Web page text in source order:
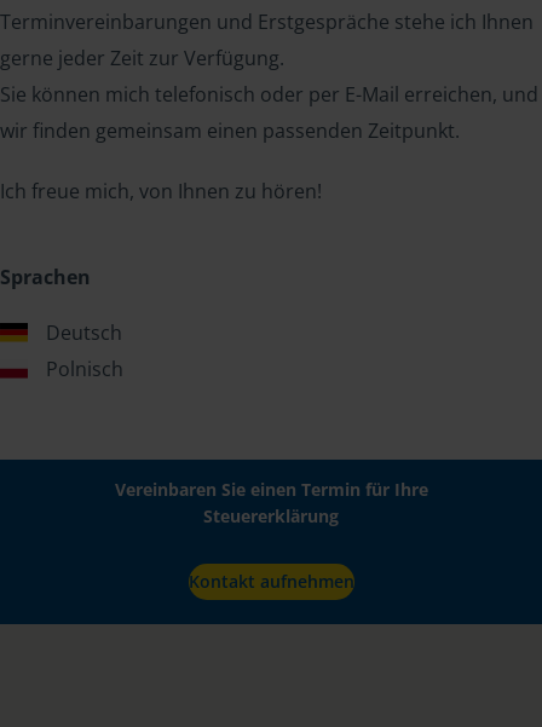
Terminvereinbarungen und Erstgespräche stehe ich Ihnen
gerne jeder Zeit zur Verfügung.
Sie können mich telefonisch oder per E-Mail erreichen, und
wir finden gemeinsam einen passenden Zeitpunkt.
Ich freue mich, von Ihnen zu hören!
Sprachen
Deutsch
Polnisch
Vereinbaren Sie einen Termin für Ihre
Steuererklärung
Kontakt aufnehmen